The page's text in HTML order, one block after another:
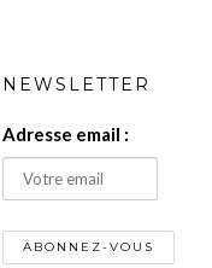
NEWSLETTER
Adresse email :